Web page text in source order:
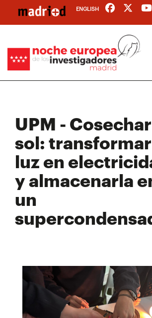
contenido
ENGLISH
UPM - Cosechar
sol:
luz en
y almacenarla
un